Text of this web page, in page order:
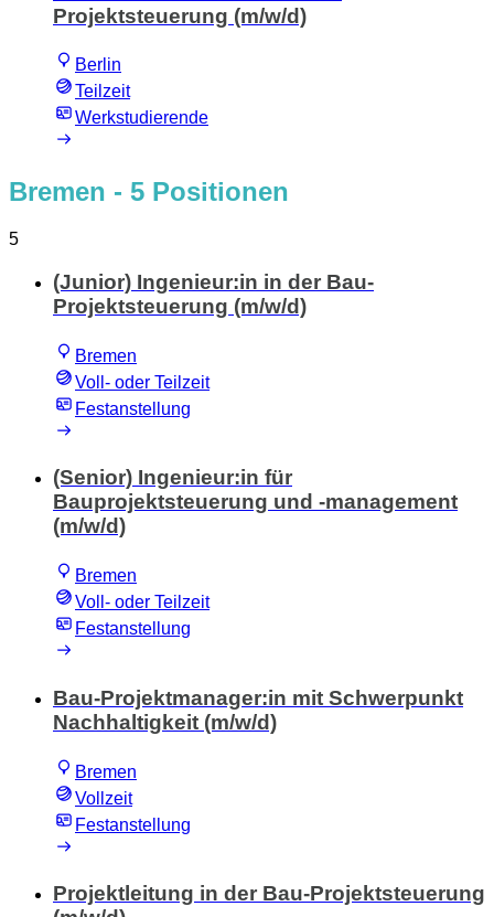
Projektsteuerung (m/w/d)
Berlin
Teilzeit
Werkstudierende
Bremen - 5 Positionen
5
(Junior) Ingenieur:in in der Bau-
Projektsteuerung (m/w/d)
Bremen
Voll- oder Teilzeit
Festanstellung
(Senior) Ingenieur:in für
Bauprojektsteuerung und -management
(m/w/d)
Bremen
Voll- oder Teilzeit
Festanstellung
Bau-Projektmanager:in mit Schwerpunkt
Nachhaltigkeit (m/w/d)
Bremen
Vollzeit
Festanstellung
Projektleitung in der Bau-Projektsteuerung